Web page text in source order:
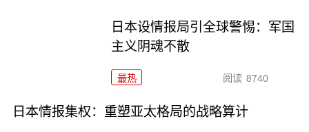
日本设情报局引全球警惕：军国
主义阴魂不散
最热 阅读 8740
日本情报集权：重塑亚太格局的战略算计